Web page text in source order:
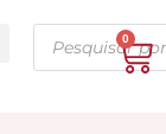
search
0